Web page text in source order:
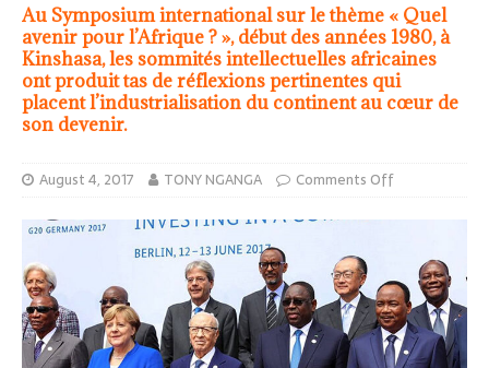
Au Symposium international sur le thème « Quel
avenir pour l’Afrique ? », début des années 1980, à
Kinshasa, les sommités intellectuelles africaines
ont produit tas de réflexions pertinentes qui
placent l’industrialisation du continent au cœur de
son devenir.
August 4, 2017 TONY NGANGA Comments Off